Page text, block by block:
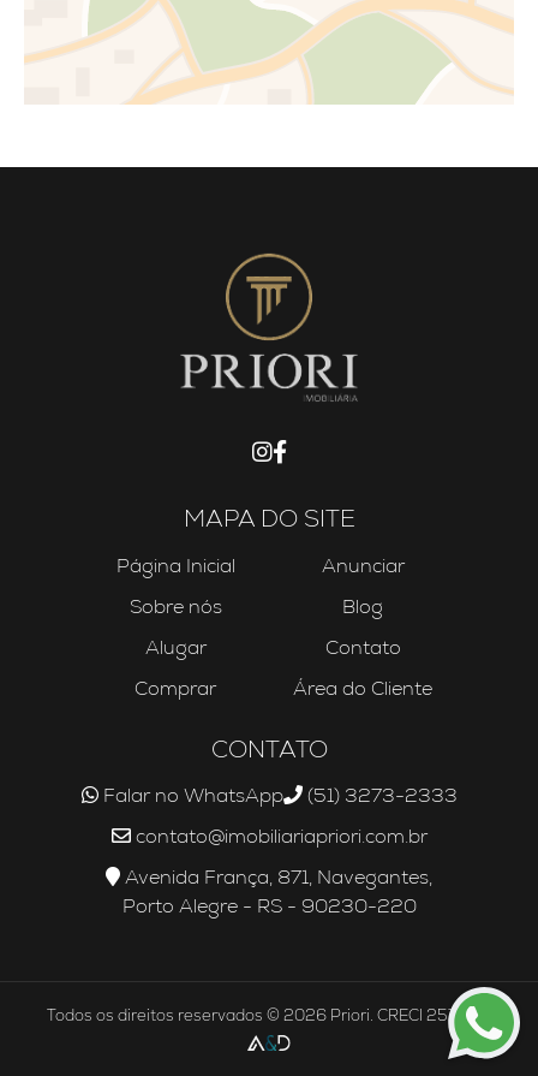
MAPA DO SITE
Página Inicial
Sobre nós
Alugar
Comprar
Anunciar
Blog
Contato
Área do Cliente
CONTATO
Falar no WhatsApp
(51) 3273-2333
contato@imobiliariapriori.com.br
Avenida França, 871, Navegantes,
Porto Alegre - RS - 90230-220
Todos os direitos reservados © 2026 Priori. CRECI 25756J.